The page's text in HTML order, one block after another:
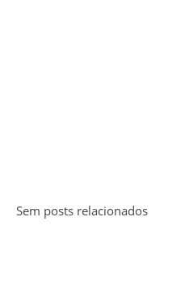
Sem posts relacionados